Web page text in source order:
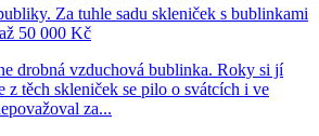
Za tuhle sadu skleniček s bublinkami
50 000 Kč
drobná vzduchová bublinka. Roky si jí
z těch skleniček se pilo o svátcích i ve
za...